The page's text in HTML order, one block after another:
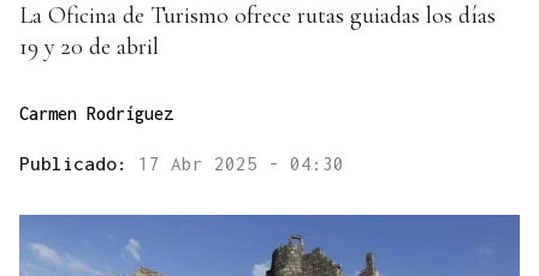
La Oficina de Turismo ofrece rutas guiadas los días
19 y 20 de abril
Carmen Rodríguez
Publicado: 17 Abr 2025 - 04:30